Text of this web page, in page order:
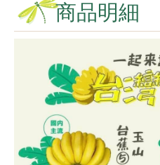
商品明細